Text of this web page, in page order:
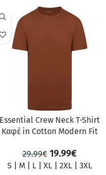
ΠΡΟΣΦΟΡΆ
Essential Crew Neck T-Shirt
Καφέ in Cotton Modern Fit
29.99€ 19.99€
S M| L| XL| 2XL| 3XL